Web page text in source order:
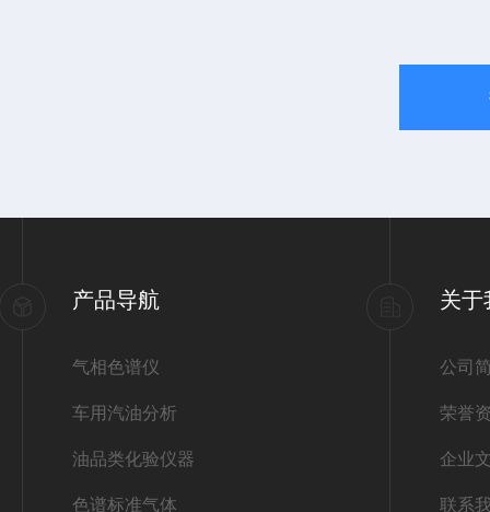
产品导航
气相色谱仪
车用汽油分析
油品类化验仪器
色谱标准气体
关于
公司
荣誉
企业
联系